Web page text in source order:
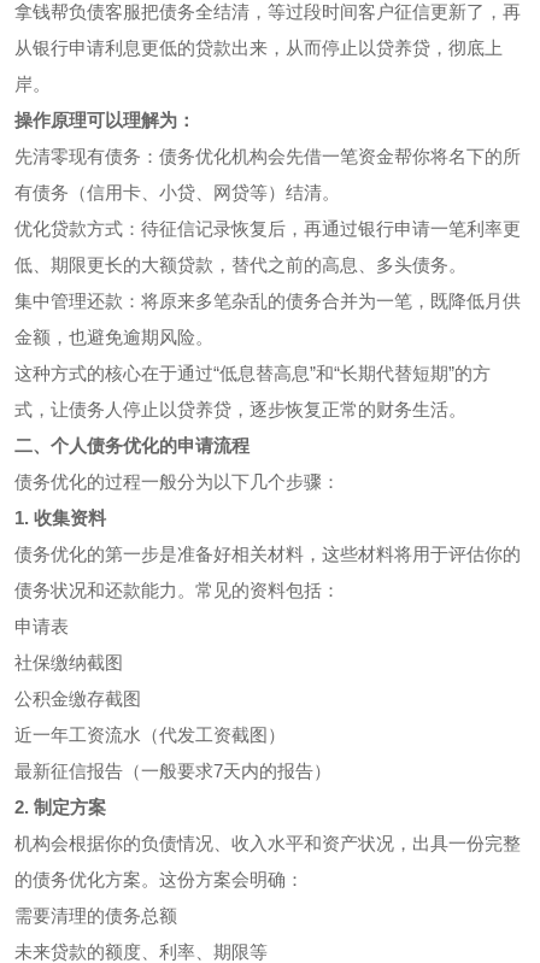
拿钱帮负债客服把债务全结清，等过段时间客户征信更新了，再
从银行申请利息更低的贷款出来，从而停止以贷养贷，彻底上
岸。
操作原理可以理解为：
先清零现有债务：债务优化机构会先借一笔资金帮你将名下的所
有债务（信用卡、小贷、网贷等）结清。
优化贷款方式：待征信记录恢复后，再通过银行申请一笔利率更
低、期限更长的大额贷款，替代之前的高息、多头债务。
集中管理还款：将原来多笔杂乱的债务合并为一笔，既降低月供
金额，也避免逾期风险。
这种方式的核心在于通过“低息替高息”和“长期代替短期”的方
式，让债务人停止以贷养贷，逐步恢复正常的财务生活。
二、个人债务优化的申请流程
债务优化的过程一般分为以下几个步骤：
1. 收集资料
债务优化的第一步是准备好相关材料，这些材料将用于评估你的
债务状况和还款能力。常见的资料包括：
申请表
社保缴纳截图
公积金缴存截图
近一年工资流水（代发工资截图）
最新征信报告（一般要求7天内的报告）
2. 制定方案
机构会根据你的负债情况、收入水平和资产状况，出具一份完整
的债务优化方案。这份方案会明确：
需要清理的债务总额
未来贷款的额度、利率、期限等